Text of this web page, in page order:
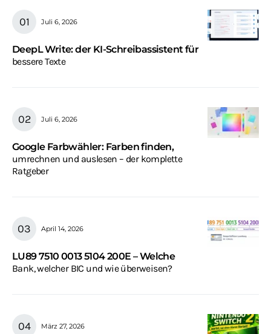
Juli 6, 2026
DeepL Write: der KI-Schreibassistent für
bessere Texte
Juli 6, 2026
Google Farbwähler: Farben finden,
umrechnen und auslesen – der komplette
Ratgeber
April 14, 2026
LU89 7510 0013 5104 200E – Welche
Bank, welcher BIC und wie überweisen?
März 27, 2026